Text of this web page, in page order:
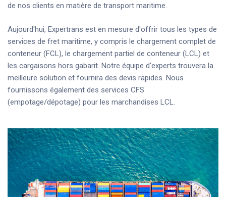
de nos clients en matière de transport maritime.
Aujourd'hui, Expertrans est en mesure d'offrir tous les types de
services de fret maritime, y compris le chargement complet de
conteneur (FCL), le chargement partiel de conteneur (LCL) et
les cargaisons hors gabarit. Notre équipe d'experts trouvera la
meilleure solution et fournira des devis rapides. Nous
fournissons également des services CFS
(empotage/dépotage) pour les marchandises LCL.